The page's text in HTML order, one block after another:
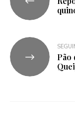
Pão